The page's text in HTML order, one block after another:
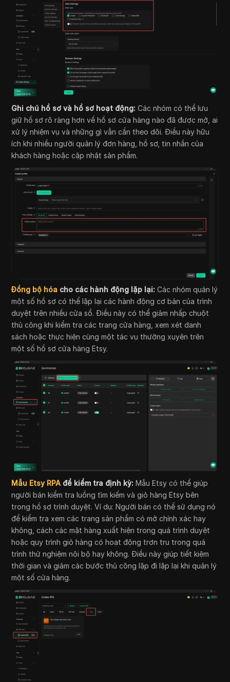
Ghi chú hồ sơ và hồ sơ hoạt động: Các nhóm có thể lưu
giữ hồ sơ rõ ràng hơn về hồ sơ cửa hàng nào đã được mở, ai
xử lý nhiệm vụ và những gì vẫn cần theo dõi. Điều này hữu
ích khi nhiều người quản lý đơn hàng, hồ sơ, tin nhắn của
khách hàng hoặc cập nhật sản phẩm.
Đồng bộ hóa cho các hành động lặp lại: Các nhóm quản lý
một số hồ sơ có thể lặp lại các hành động cơ bản của trình
duyệt trên nhiều cửa sổ. Điều này có thể giảm nhấp chuột
thủ công khi kiểm tra các trang cửa hàng, xem xét danh
sách hoặc thực hiện cùng một tác vụ thường xuyên trên
một số hồ sơ cửa hàng Etsy.
Mẫu Etsy RPA để kiểm tra định kỳ: Mẫu Etsy có thể giúp
người bán kiểm tra luồng tìm kiếm và giỏ hàng Etsy bên
trong hồ sơ trình duyệt. Ví dụ: Người bán có thể sử dụng nó
để kiểm tra xem các trang sản phẩm có mở chính xác hay
không, cách các mặt hàng xuất hiện trong quá trình duyệt
hoặc quy trình giỏ hàng có hoạt động trơn tru trong quá
trình thử nghiệm nội bộ hay không. Điều này giúp tiết kiệm
thời gian và giảm các bước thủ công lặp đi lặp lại khi quản lý
một số cửa hàng.